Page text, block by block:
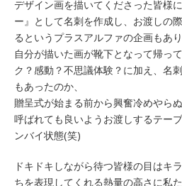
デザイン画を描いてくださった皆様
ー』として名刺を作成し、お渡しの
るというプラスアルファの企画もあり
自分が描いた画が靴下となって帰っ
ク？感動？不思議体験？に加え、名
もあったのか、
贈呈式が始まる前から興奮冷めやら
呼ばれても良いようお渡しするテー
ンバイ状態(笑)
ドキドキしながら待つ皆様の目はキ
ちを表現してくれる熱量の高さに私